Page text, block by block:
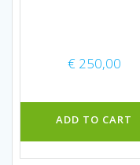
€ 250,00
ADD TO CART